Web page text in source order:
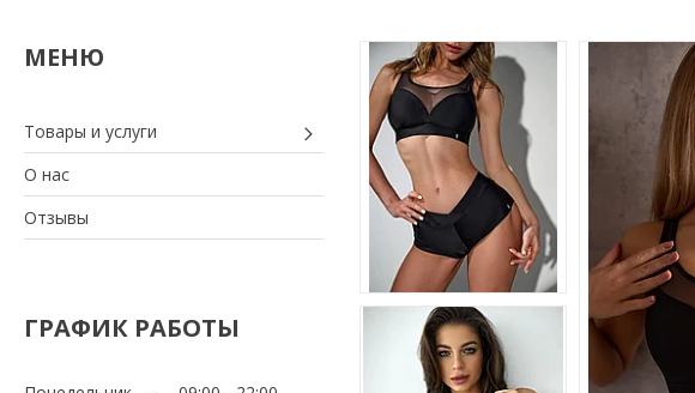
Товары и услуги
О нас
Отзывы
ГРАФИК РАБОТЫ